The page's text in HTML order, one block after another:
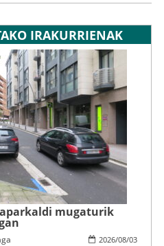
IRAKURRIENAK
mugaturik
2026/08/03